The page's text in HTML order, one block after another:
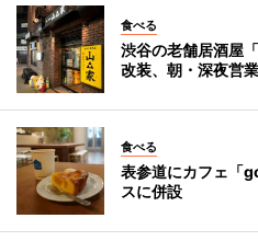
食べる
渋谷の老舗居酒屋
改装、朝・深夜営
食べる
表参道にカフェ「
スに併設